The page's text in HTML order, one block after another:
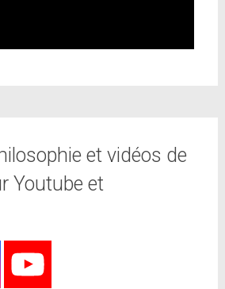
et vidéos de
Youtube et